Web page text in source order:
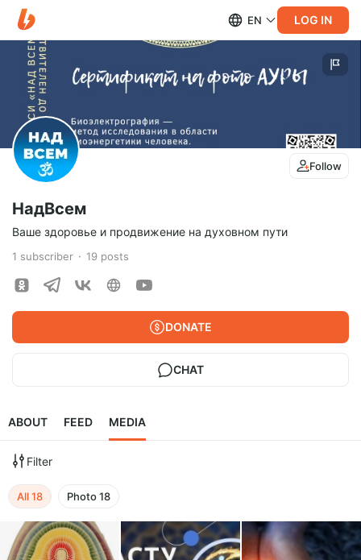
EN LOG IN
Follow
НадВсем
Ваше здоровье и продвижение на духовном пути
1 subscriber 19 posts
DONATE
CHAT
ABOUT FEED MEDIA
Filter
All18 Photo18